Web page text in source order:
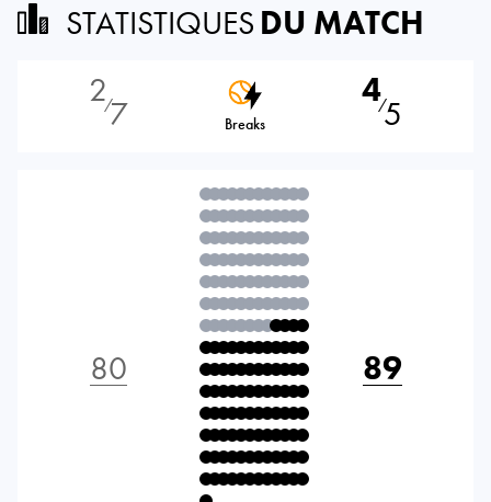
STATISTIQUES DU MATCH
2⁄7 Breaks
4⁄5
80 89